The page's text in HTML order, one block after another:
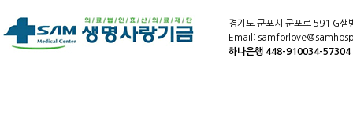
경기도 군포시 군포로 591 G샘
Email:
하나은행 448-910034-57304